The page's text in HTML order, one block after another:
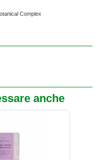
Complex
anche